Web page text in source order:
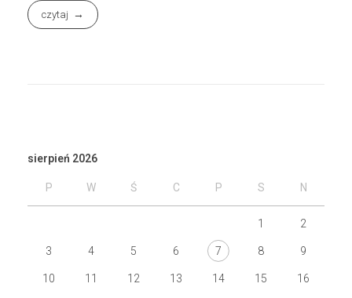
czytaj
sierpień 2026
P W Ś C P S N
1 2
3 4 5 6 7 8 9
10 11 12 13 14 15 16